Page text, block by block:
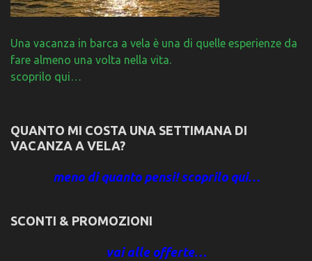
Una vacanza in barca a vela è una di quelle esperienze da
fare almeno una volta nella vita.
scoprilo qui…
QUANTO MI COSTA UNA SETTIMANA DI
VACANZA A VELA?
meno di quanto pensi! scoprilo qui…
SCONTI & PROMOZIONI
vai alle offerte…